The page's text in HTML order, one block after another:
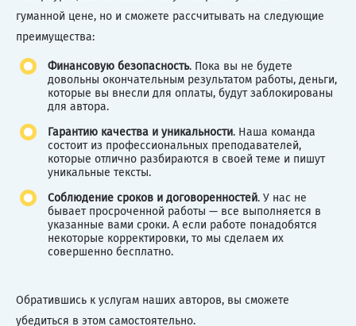
гуманной цене, но и сможете рассчитывать на следующие
преимущества:
Финансовую безопасность. Пока вы не будете
довольны окончательным результатом работы, деньги,
которые вы внесли для оплаты, будут заблокированы
для автора.
Гарантию качества и уникальности. Наша команда
состоит из профессиональных преподавателей,
которые отлично разбираются в своей теме и пишут
уникальные тексты.
Соблюдение сроков и договоренностей. У нас не
бывает просроченной работы — все выполняется в
указанные вами сроки. А если работе понадобятся
некоторые корректировки, то мы сделаем их
совершенно бесплатно.
Обратившись к услугам наших авторов, вы сможете
убедиться в этом самостоятельно.